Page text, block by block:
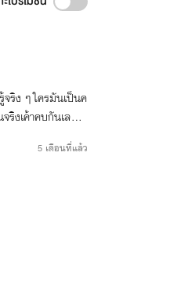
ริง ๆ ใครมันเป็นค
งเค้าคบกันเลยเว้
5 เดือนที่แล้ว